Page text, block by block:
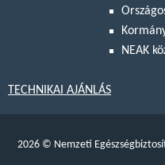
NEAK
TECHNIKAI AJÁNLÁS
2026 © Nemzeti